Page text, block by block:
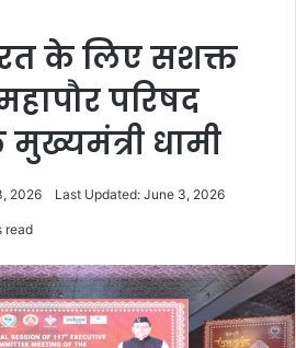
के लिए सशक्त
परिषद
धामी
2026 Last Updated: June 3, 2026
read